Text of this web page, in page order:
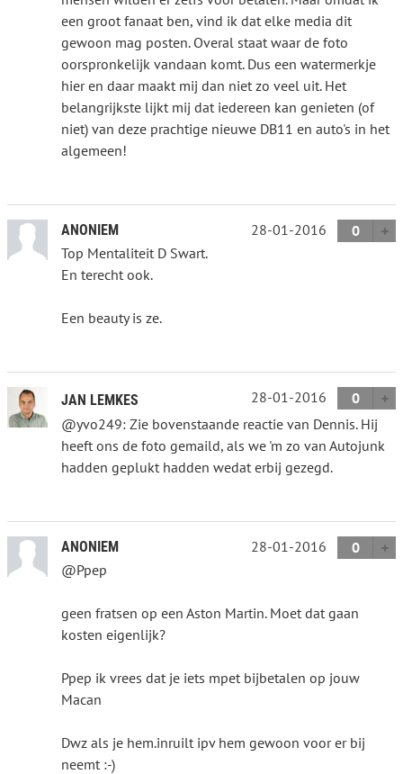
een groot fanaat ben, vind ik dat elke media dit
gewoon mag posten. Overal staat waar de foto
oorspronkelijk vandaan komt. Dus een watermerkje
hier en daar maakt mij dan niet zo veel uit. Het
belangrijkste lijkt mij dat iedereen kan genieten (of
niet) van deze prachtige nieuwe DB11 en auto's in het
algemeen!
ANONIEM 28-01-2016
0
Top Mentaliteit D Swart.
En terecht ook.
Een beauty is ze.
JAN LEMKES 28-01-2016
0
@yvo249: Zie bovenstaande reactie van Dennis. Hij
heeft ons de foto gemaild, als we 'm zo van Autojunk
hadden geplukt hadden wedat erbij gezegd.
ANONIEM 28-01-2016
0
@Ppep
geen fratsen op een Aston Martin. Moet dat gaan
kosten eigenlijk?
Ppep ik vrees dat je iets mpet bijbetalen op jouw
Macan
Dwz als je hem.inruilt ipv hem gewoon voor er bij
neemt :-)